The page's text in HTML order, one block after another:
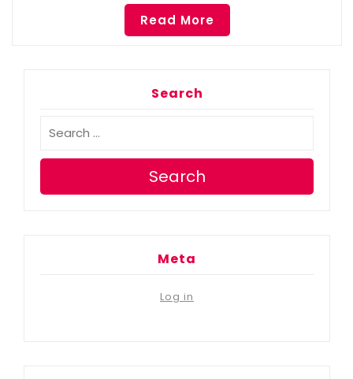
Read More
Search
Search
Meta
Log in